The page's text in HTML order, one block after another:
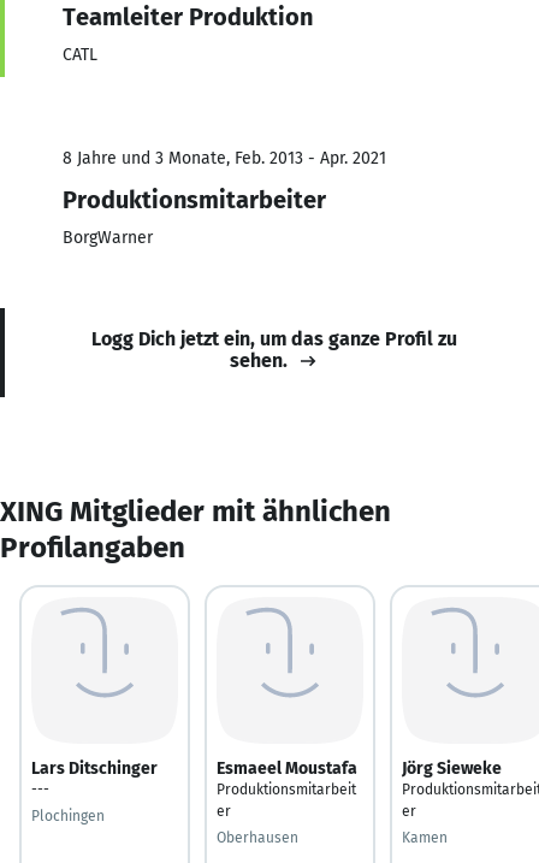
Teamleiter Produktion
CATL
8 Jahre und 3 Monate, Feb. 2013 - Apr. 2021
Produktionsmitarbeiter
BorgWarner
Logg Dich jetzt ein, um das ganze Profil zu
sehen.
XING Mitglieder mit ähnlichen
Profilangaben
Lars Ditschinger
---
Plochingen
Esmaeel Moustafa
Produktionsmitarbeit
er
Oberhausen
Jörg Sieweke
er
Kamen